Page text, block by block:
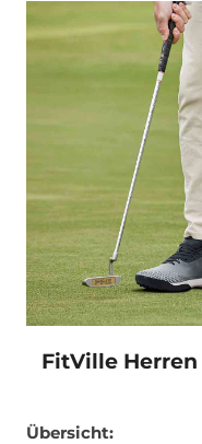
FitVille
Übersicht: